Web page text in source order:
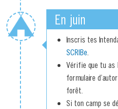
En juin
Inscris tes
SCRIBe.
Vérifie que tu as
formulaire
forêt.
Si ton camp se